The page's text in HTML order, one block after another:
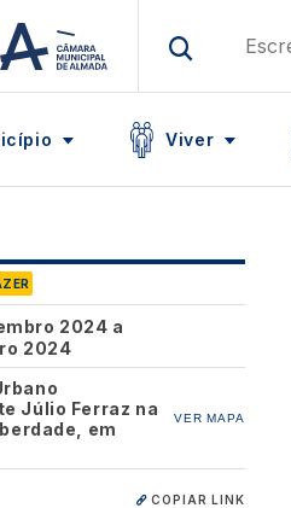
Viver
Icon
2024 a
2024
Júlio Ferraz na
em
VER MAPA
COPIAR LINK